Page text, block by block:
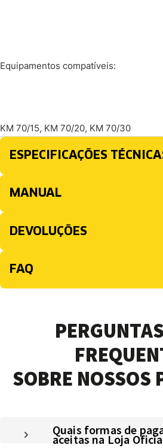
Equipamentos compatíveis:
KM 70/15, KM 70/20, KM 70/30
ESPECIFICAÇÕES
MANUAL
DEVOLUÇÕES
FAQ
SOBRE NOSSOS
Quais formas de
aceitas na Loja